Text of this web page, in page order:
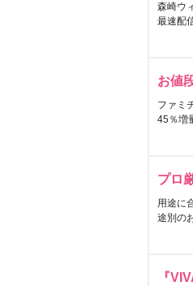
森崎ウ
最速配
お値
ファミ
45％増
プロ
用途に
途別の
『